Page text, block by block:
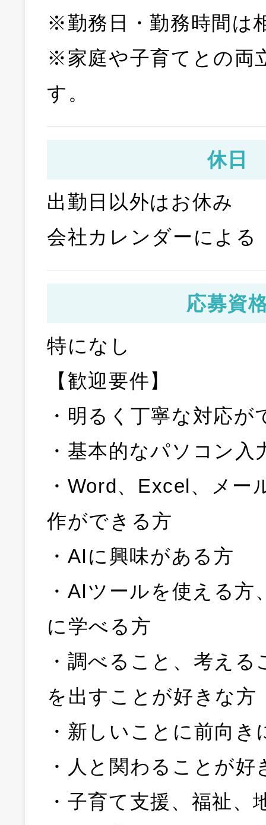
※勤務日・勤務時間は
※家庭や子育てとの両
す。
休日
出勤日以外はお休み
会社カレンダーによる
応募資
特になし
【歓迎要件】
・明るく丁寧な対応が
・基本的なパソコン入
・Word、Excel、メー
作ができる方
・AIに興味がある方
・AIツールを使える
に学べる方
・調べること、考え
を出すことが好きな方
・新しいことに前向
・人と関わることが好
・子育て支援、福祉、